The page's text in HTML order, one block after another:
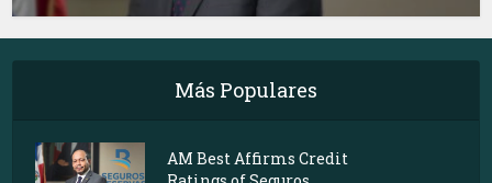
Más Populares
AM Best Affirms Credit